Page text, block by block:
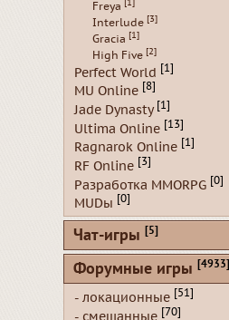
Freya [1]
Interlude [3]
Gracia [1]
High Five [2]
Perfect World [1]
MU Online [8]
Jade Dynasty [1]
Ultima Online [13]
Ragnarok Online [1]
RF Online [3]
Разработка MMORPG [0]
MUDы [0]
Чат-игры [5]
Форумные игры [4933]
- локационные [51]
- смешанные [70]